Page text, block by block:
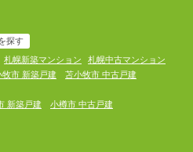
探す
札幌新築マンション
札幌中古マンション
牧市 新築戸建
苫小牧市 中古戸建
新築戸建
小樽市 中古戸建